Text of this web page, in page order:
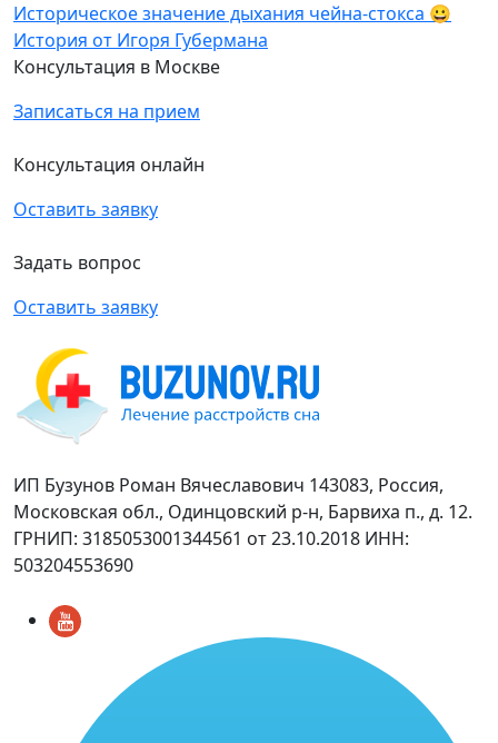
Историческое значение дыхания чейна-стокса 😀
История от Игоря Губермана
Консультация в Москве
Записаться на прием
Консультация онлайн
Оставить заявку
Задать вопрос
Оставить заявку
ИП Бузунов Роман Вячеславович 143083, Россия,
Московская обл., Одинцовский р-н, Барвиха п., д. 12.
ГРНИП: 3185053001344561 от 23.10.2018 ИНН:
503204553690